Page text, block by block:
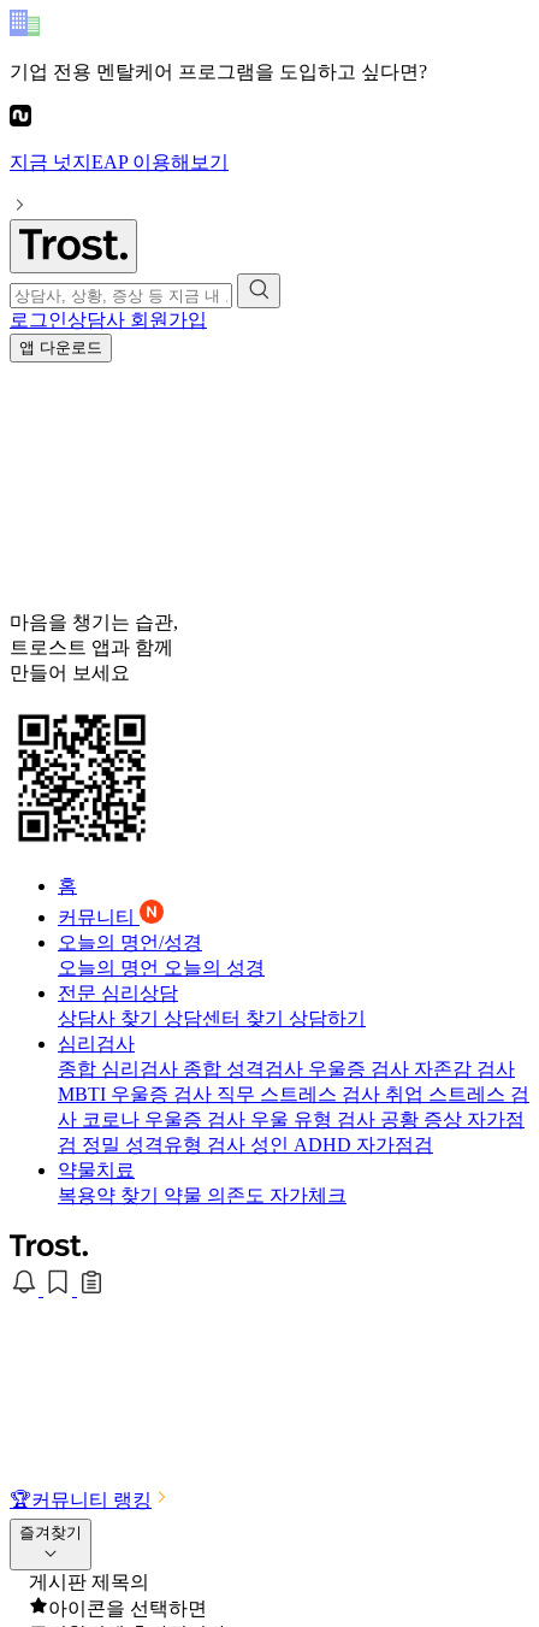
기업 전용 멘탈케어 프로그램을 도입하고 싶다면?
지금 넛지EAP이용해보기
로그인상담사 회원가입
앱 다운로드
마음을 챙기는 습관,
트로스트 앱과 함께
만들어 보세요
홈
커뮤니티
오늘의 명언/성경
오늘의 명언 오늘의 성경
전문 심리상담
상담사 찾기 상담센터 찾기 상담하기
심리검사
종합 심리검사 종합 성격검사 우울증 검사 자존감 검사
MBTI 우울증 검사 직무 스트레스 검사 취업 스트레스 검
사 코로나 우울증 검사 우울 유형 검사 공황 증상 자가점
검 정밀 성격유형 검사 성인 ADHD 자가점검
약물치료
복용약 찾기 약물 의존도 자가체크
🏆커뮤니티 랭킹
즐겨찾기
게시판 제목의
아이콘을 선택하면